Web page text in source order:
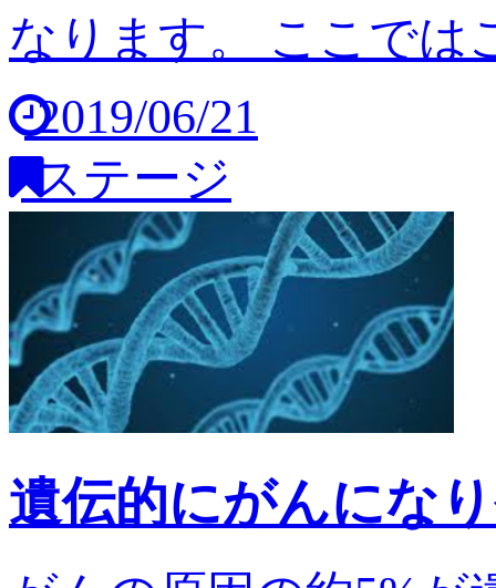
なります。 ここでは
2019/06/21
ステージ
遺伝的にがんにな